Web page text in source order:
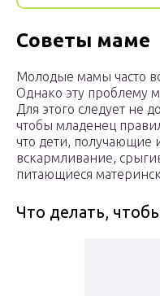
Советы маме
Молодые мамы часто
Однако эту проблему
Для этого следует не
чтобы младенец
что дети, получающие
вскармливание,
питающиеся
Что делать,